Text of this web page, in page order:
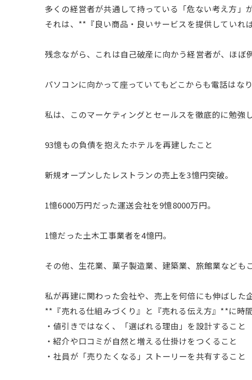
多くの経営者が共通して持っている「危ない考え方」が
それは、**『良い商品・良いサービスを提供していれ
残念ながら、これは自己破産に向かう経営者が、ほぼ
パソコンに向かって座っていてもどこからも電話はなり
私は、このマーケティングとセールスを徹底的に勉強
93憶もの負債を抱えたホテルを再建したこと
新規オープンしたレストランの売上を3憶円突破。
1憶6000万円だった運送会社を9憶8000万円。
1憶だった土木工事業者を4憶円。
その他、生花業、菓子製造業、建築業、旅館業なども
私が再建に関わった会社や、売上を何倍にも伸ばした
**『売れる仕組みづくり』と『売れる伝え方』**に時
・値引きではなく、「選ばれる理由」を設計すること
・紹介や口コミが自然と増える仕掛けをつくること
・社員が「売りたくなる」ストーリーを共有すること